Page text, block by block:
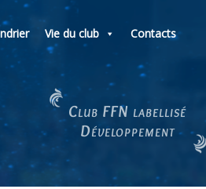
Vie du club Contacts
Club FFN labellisé
Développement